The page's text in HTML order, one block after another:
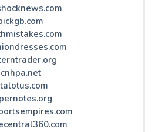
cnhpa.net